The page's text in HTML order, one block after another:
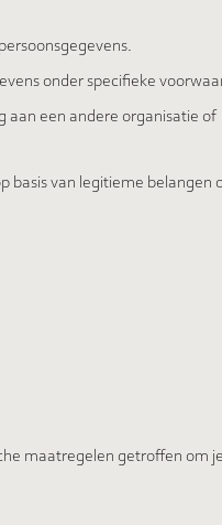
onder specifieke
aan een andere organisatie of
basis van legitieme belangen
maatregelen getroffen om